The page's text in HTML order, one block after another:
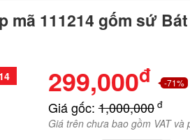
mã 111214 gốm sứ
299,000đ -71%
Giá gốc:1,000,000 đ
Giá trên chưa bao gồm VAT và